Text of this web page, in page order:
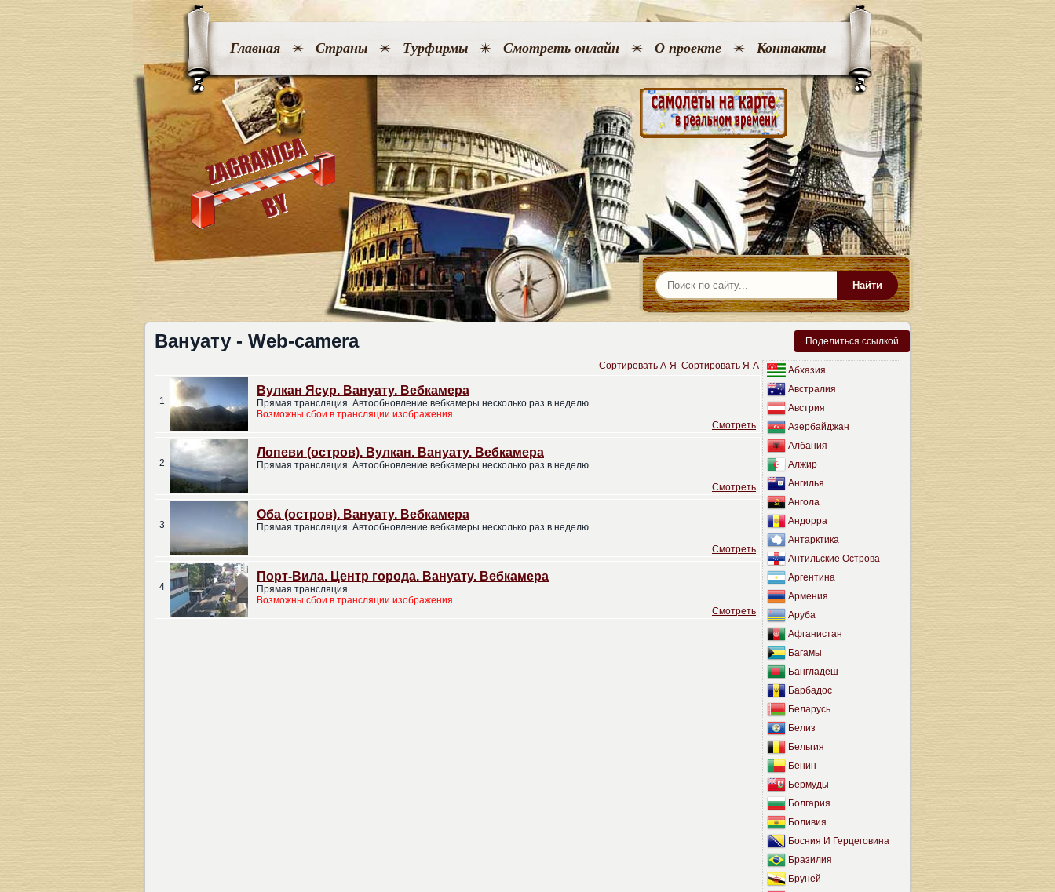
Главная Страны Турфирмы Смотреть онлайн О проекте Контакты
Найти
Вануату - Web-camera Поделиться ссылкой
Абхазия
Австралия
Австрия
Азербайджан
Албания
Алжир
Ангилья
Ангола
Андорра
Антарктика
Антильские Острова
Аргентина
Армения
Аруба
Афганистан
Багамы
Бангладеш
Барбадос
Беларусь
Белиз
Бельгия
Бенин
Бермуды
Болгария
Боливия
Босния И Герцеговина
Бразилия
Бруней
Сортировать A-Я Сортировать Я-А
1
Вулкан Ясур. Вануату. Вебкамера
Прямая трансляция. Автообновление вебкамеры несколько раз в неделю.
Возможны сбои в трансляции изображения
Cмотреть
2
Лопеви (остров). Вулкан. Вануату. Вебкамера
Прямая трансляция. Автообновление вебкамеры несколько раз в неделю.
Cмотреть
3
Оба (остров). Вануату. Вебкамера
Прямая трансляция. Автообновление вебкамеры несколько раз в неделю.
Cмотреть
4
Порт-Вила. Центр города. Вануату. Вебкамера
Прямая трансляция.
Возможны сбои в трансляции изображения
Cмотреть